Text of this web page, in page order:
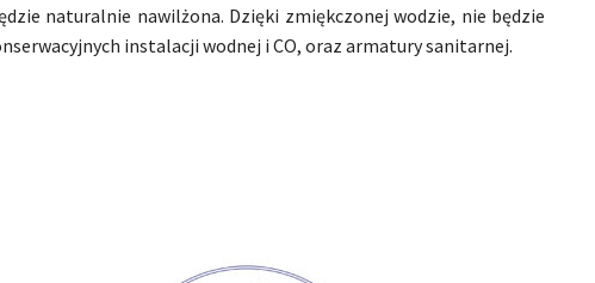
naturalnie nawilżona. Dzięki zmiękczonej wodzie, nie będzie
instalacji wodnej i CO, oraz armatury sanitarnej.